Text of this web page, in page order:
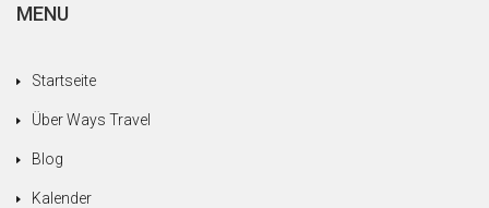
MENU
Startseite
Über Ways Travel
Blog
Kalender